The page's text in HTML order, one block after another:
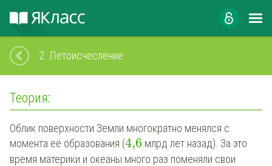
2. Летоисчесление
Теория:
Облик поверхности Земли многократно менялся с
момента её образования (4,6 млрд лет назад). За это
время материки и океаны много раз поменяли свои